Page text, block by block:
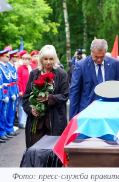
Фото: пресс-служба